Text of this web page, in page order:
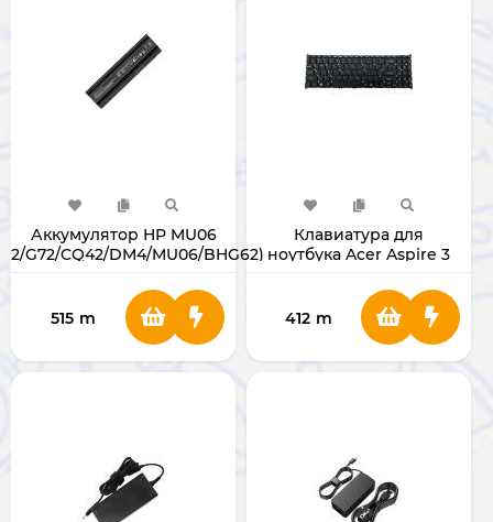
Аккумулятор HP MU06
G72/CQ42/DM4/MU06/BHG62)
515 m
Клавиатура для
ноутбука Acer Aspire 3
412 m